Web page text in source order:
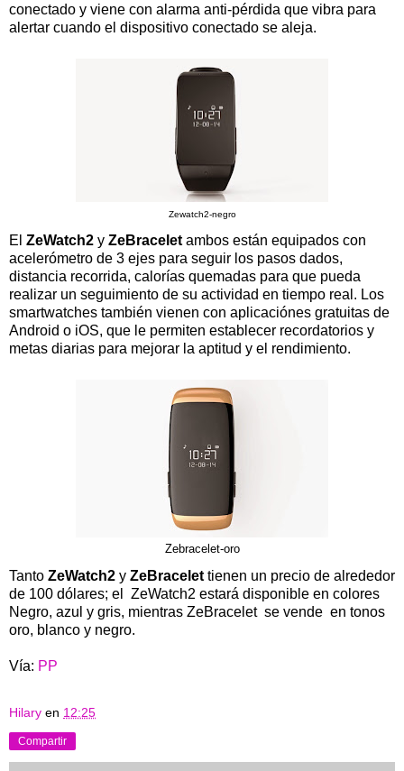
conectado y viene con alarma anti-pérdida que vibra para
alertar cuando el dispositivo conectado se aleja.
Zewatch2-negro
El ZeWatch2 y ZeBracelet ambos están equipados con
acelerómetro de 3 ejes para seguir los pasos dados,
distancia recorrida, calorías quemadas para que pueda
realizar un seguimiento de su actividad en tiempo real. Los
smartwatches también vienen con aplicaciónes gratuitas de
Android o iOS, que le permiten establecer recordatorios y
metas diarias para mejorar la aptitud y el rendimiento.
Zebracelet-oro
Tanto ZeWatch2 y ZeBracelet tienen un precio de alrededor
de 100 dólares; el ZeWatch2 estará disponible en colores
Negro, azul y gris, mientras ZeBracelet se vende en tonos
oro, blanco y negro.
Vía: PP
Hilary en 12:25
Compartir